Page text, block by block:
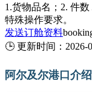
1.货物品名；2. 件
特殊操作要求。
发送订舱资料
🕒 更新时间： 2026-
阿尔及尔港口介绍